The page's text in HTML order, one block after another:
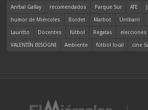
Aníbal Gallay
recomendados Parque Sur ATE
humor de Miércoles
Bordet Marbot Urribarri
Lauritto
Docentes fútbol Regatas elecciones
VALENTÍN BISOGNI
Ambiente fútbol local cine